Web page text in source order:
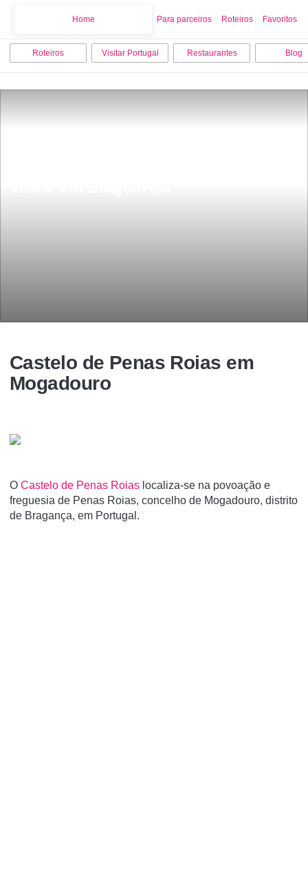
Home Para parceiros Roteiros Favoritos
Roteiros Visitar Portugal Restaurantes Blog
Castelo de Penas Roias em
Mogadouro
O Castelo de Penas Roias localiza-se na povoação e
freguesia de Penas Roias, concelho de Mogadouro, distrito
de Bragança, em Portugal.